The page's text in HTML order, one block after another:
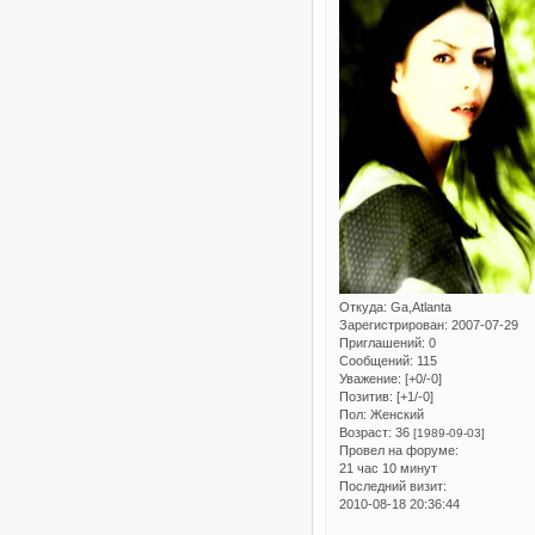
Откуда: Ga,Atlanta
Зарегистрирован: 2007-07-29
Приглашений: 0
Сообщений: 115
Уважение: [+0/-0]
Позитив: [+1/-0]
Пол: Женский
Возраст: 36 [1989-09-03]
Провел на форуме:
21 час 10 минут
Последний визит:
2010-08-18 20:36:44